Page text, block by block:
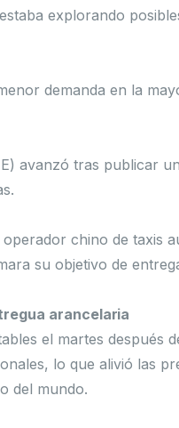
explorando
demanda en la
avanzó tras publicar
chino de taxis
su objetivo de
arancelaria
el martes después
lo que alivió las
del mundo.